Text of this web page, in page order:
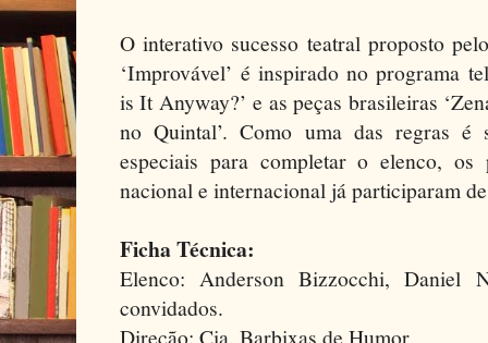
O interativo sucesso teatral proposto
‘Improvável’ é inspirado no programa
is It Anyway?’ e as peças brasileiras
no Quintal’. Como uma das regras é
especiais para completar o elenco,
nacional e internacional já participaram
Ficha Técnica:
Elenco: Anderson Bizzocchi, Daniel
convidados.
Direção: Cia. Barbixas de Humor